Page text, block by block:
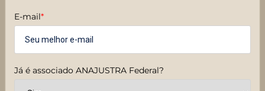
E-mail*
Já é associado ANAJUSTRA Federal?